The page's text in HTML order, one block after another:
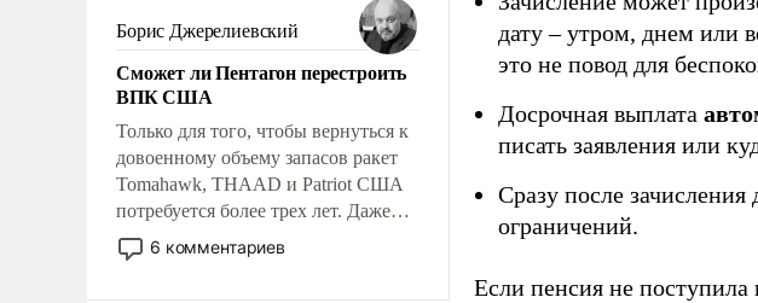
наши боевые возможности.
Борис Джерелиевский
Сможет ли Пентагон перестроить
ВПК США
Только для того, чтобы вернуться к
довоенному объему запасов ракет
Tomahawk, THAAD и Patriot США
потребуется более трех лет. Даже
небольшая война с Ираном
опустошила американские
6 комментариев
дату – утром, днем или
это не повод для
Досрочная выплата
писать заявления или
Сразу после зачисления
ограничений.
Если пенсия не поступила